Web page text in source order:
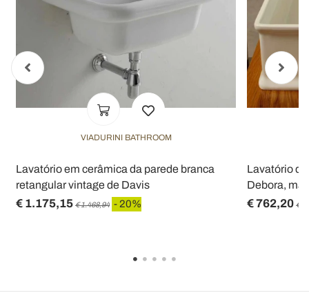
VIADURINI BATHROOM
Lavatório em cerâmica da parede branca
retangular vintage de Davis
€ 1.175,15 € 1.468,94 - 20%
Lavatório
Debora,
€ 762,20 €